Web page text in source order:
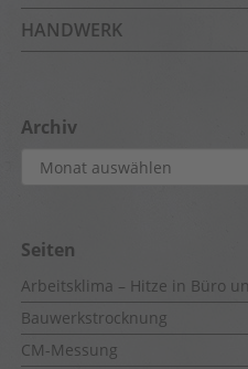
HANDWERK
Archiv
Archiv
Seiten
Arbeitsklima – Hitze in Büro
Bauwerkstrocknung
CM-Messung